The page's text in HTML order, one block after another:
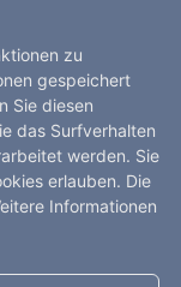
zu
gespeichert
Sie diesen
das Surfverhalten
werden. Sie
erlauben. Die
Informationen
Shanghai,